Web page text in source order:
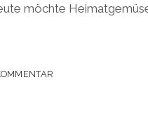
möchte